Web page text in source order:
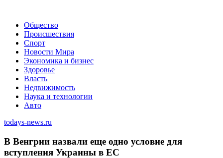
Общество
Происшествия
Спорт
Новости Мира
Экономика и бизнес
Здоровье
Власть
Недвижимость
Наука и технологии
Авто
todays-news.ru
В Венгрии назвали еще одно условие для
вступления Украины в ЕС